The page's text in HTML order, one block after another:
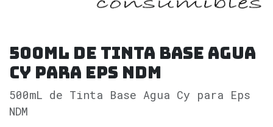
500mL de Tinta Base Agua
Cy para Eps NDM
500mL de Tinta Base Agua Cy para Eps
NDM